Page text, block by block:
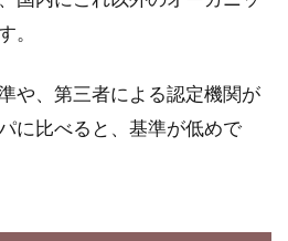
栽培...
アメリカといえば、世界一の経済大国で
。
や、第三者による認定機関が
に比べると、基準が低めで